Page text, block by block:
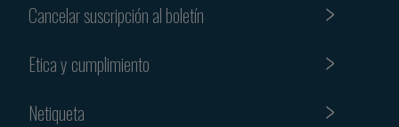
Cancelar suscripción al boletín
Etica y cumplimiento
Netiqueta